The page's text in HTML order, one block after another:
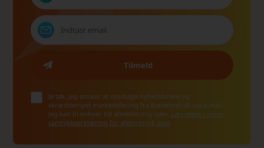
Ja tak, jeg ønsker at modtage nyhedsbreve og
skræddersyet markedsføring fra Batterinet.dk via e-mail.
Jeg kan til enhver tid afmelde mig igen. Læs mere i vores
samtykkeerklæring for elektronisk post